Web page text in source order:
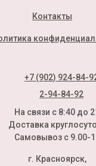
На связи с 8:40 до
Доставка
Самовывоз с 9.00-
г. Красноярск,
Контакты
+7 (902) 924-84-
2-94-84-92